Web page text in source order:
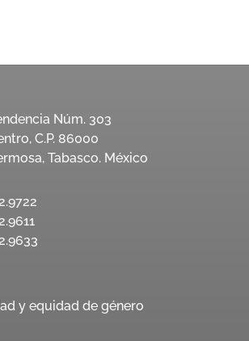
Núm. 303
C.P. 86000
Tabasco. México
y equidad de género